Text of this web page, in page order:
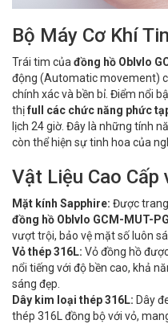
Bộ Máy Cơ Khí
Trái tim của đồng hồ Oblvlo
động (Automatic movement)
chính xác và bền bỉ. Điểm nổi
thịfull các chức năng phức
lịch 24 giờ. Đây là những tính
còn thể hiện sự tinh hoa của
Vật Liệu Cao Cấp
Mặt kính Sapphire: Được
đồng hồ Oblvlo GCM-MUT-
vượt trội, bảo vệ mặt số luôn
Vỏ thép 316L: Vỏ đồng hồ
nổi tiếng với độ bền cao, khả
sáng đẹp.
Dây kim loại thép 316L: Dây
thép 316L đồng bộ với vỏ,